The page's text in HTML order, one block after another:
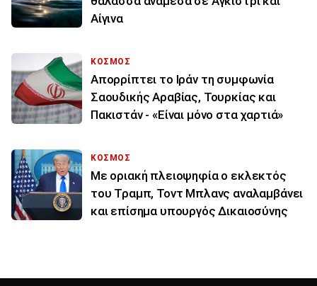
Αίγινα
ΚΟΣΜΟΣ
Απορρίπτει το Ιράν τη συμφωνία
Σαουδικής Αραβίας, Τουρκίας και
Πακιστάν - «Είναι μόνο στα χαρτιά»
ΚΟΣΜΟΣ
Με οριακή πλειοψηφία ο εκλεκτός
του Τραμπ, Τοντ Μπλανς αναλαμβάνει
και επίσημα υπουργός Δικαιοσύνης